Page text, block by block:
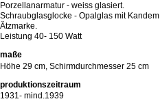
Porzellanarmatur - weiss glasiert.
Schraubglasglocke - Opalglas mit Kandem
Ätzmarke.
Leistung 40- 150 Watt
maße
Höhe 29 cm, Schirmdurchmesser 25 cm
produktionszeitraum
1931- mind.1939